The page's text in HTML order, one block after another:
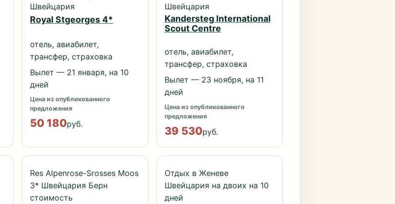
Швейцария
Royal Stgeorges 4*
отель, авиабилет,
трансфер, страховка
Вылет — 21 января, на 10
дней
Цена из опубликованного
предложения
50 180руб.
Швейцария
Kandersteg International
Scout Centre
отель, авиабилет,
трансфер, страховка
Вылет — 23 ноября, на 11
дней
Цена из опубликованного
предложения
39 530руб.
Res Alpenrose-Srosses Moos
3* Швейцария Берн
стоимость
Отдых в Женеве
Швейцария на двоих на 10
дней